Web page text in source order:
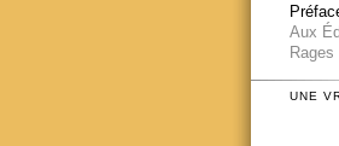
Aux
Rages
UNE